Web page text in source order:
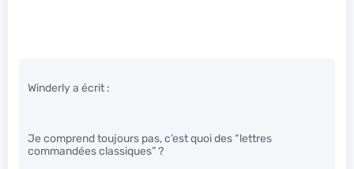
Winderly a écrit :
Je comprend toujours pas, c’est quoi des “lettres
commandées classiques” ?